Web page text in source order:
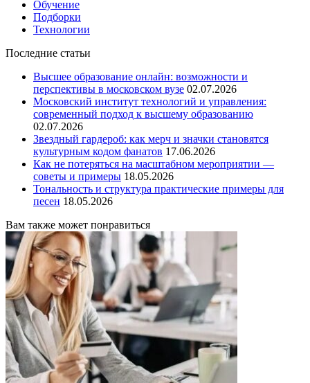
Обучение
Подборки
Технологии
Последние статьи
Высшее образование онлайн: возможности и
перспективы в московском вузе 02.07.2026
Московский институт технологий и управления:
современный подход к высшему образованию
02.07.2026
Звездный гардероб: как мерч и значки становятся
культурным кодом фанатов 17.06.2026
Как не потеряться на масштабном мероприятии —
советы и примеры 18.05.2026
Тональность и структура практические примеры для
песен 18.05.2026
Вам также может понравиться